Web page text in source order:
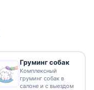
Груминг собак
Комплексный
груминг собак в
салоне и с выездом